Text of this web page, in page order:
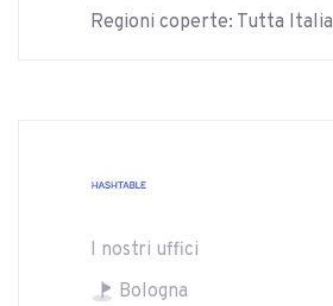
Regioni coperte: Tutta Italia
I nostri uffici
Bologna